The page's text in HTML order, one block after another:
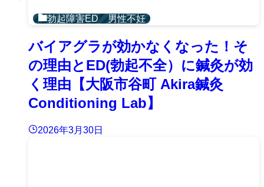
勃起障害ED 男性不妊
バイアグラが効かなくなった！そ
の理由とED(勃起不全）に鍼灸が効
く理由【大阪市谷町 Akira鍼灸
Conditioning Lab】
2026年3月30日